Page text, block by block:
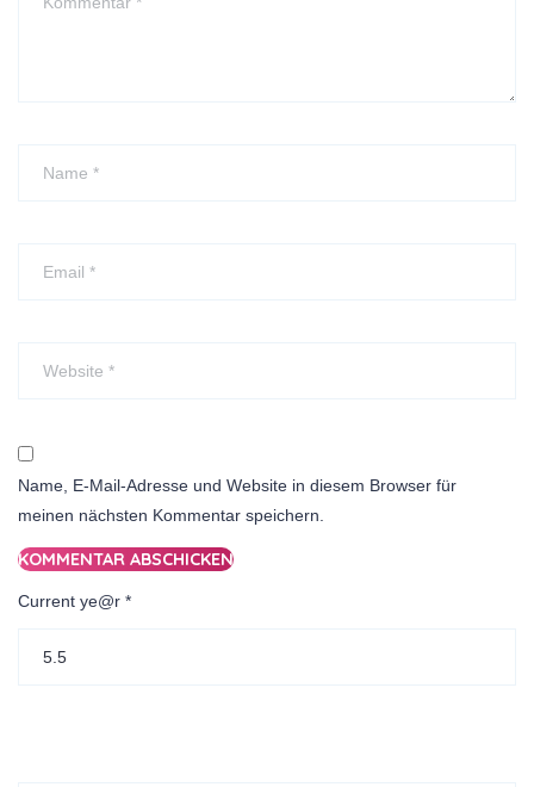
Name, E-Mail-Adresse und Website in diesem Browser für
meinen nächsten Kommentar speichern.
Current ye@r *